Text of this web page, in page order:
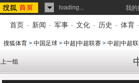
loading... 我的
首页 - 新闻 - 军事 - 文化 - 历史 - 体育 -
搜狐体育 > 中国足球 > 中超|中超联赛 > 中超|中超
上一组